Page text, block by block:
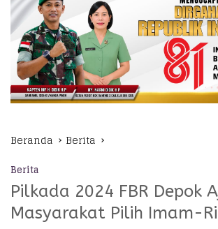
Beranda Berita
Berita
Pilkada 2024 FBR Depok
Masyarakat Pilih Imam-